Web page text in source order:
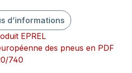
d’informations
EPREL
des pneus en PDF
740